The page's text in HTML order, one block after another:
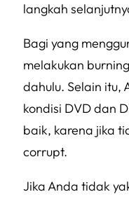
langkah
Bagi yang
melakukan
dahulu. Selain itu,
kondisi DVD dan
baik, karena jika
corrupt.
Jika Anda tidak